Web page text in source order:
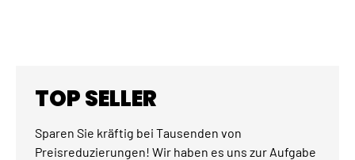
TOP SELLER
Sparen Sie kräftig bei Tausenden von
Preisreduzierungen! Wir haben es uns zur Aufgabe